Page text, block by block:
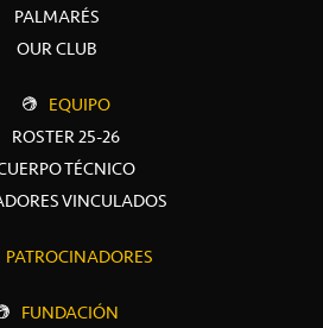
PALMARÉS
OUR CLUB
EQUIPO
ROSTER 25-26
TÉCNICO
VINCULADOS
PATROCINADORES
FUNDACIÓN